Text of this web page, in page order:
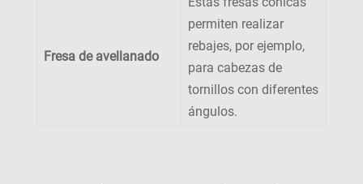
Fresa de avellanado
permiten realizar
rebajes, por ejemplo,
para cabezas de
tornillos con diferentes
ángulos.